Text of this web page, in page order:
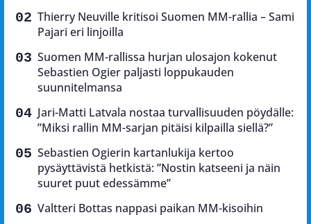
Thierry Neuville kritisoi Suomen MM-rallia – Sami
Pajari eri linjoilla
Suomen MM-rallissa hurjan ulosajon kokenut
Sebastien Ogier paljasti loppukauden
suunnitelmansa
Jari-Matti Latvala nostaa turvallisuuden pöydälle:
”Miksi rallin MM-sarjan pitäisi kilpailla siellä?”
Sebastien Ogierin kartanlukija kertoo
pysäyttävistä hetkistä: ”Nostin katseeni ja näin
suuret puut edessämme”
Valtteri Bottas nappasi paikan MM-kisoihin